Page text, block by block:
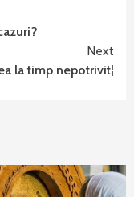
Next
la timp nepotrivit¦